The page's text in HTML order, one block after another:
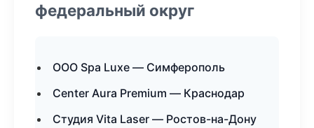
федеральный округ
ООО Spa Luxe — Симферополь
Center Aura Premium — Краснодар
Студия Vita Laser — Ростов-на-Дону